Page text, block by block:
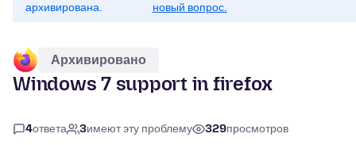
архивирована.
новый вопрос.
Архивировано
Windows 7 support in firefox
4ответа 3имеют эту проблему 329просмотров